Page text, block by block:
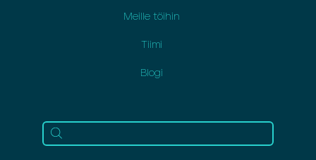
Meille töihin
Tiimi
Blogi